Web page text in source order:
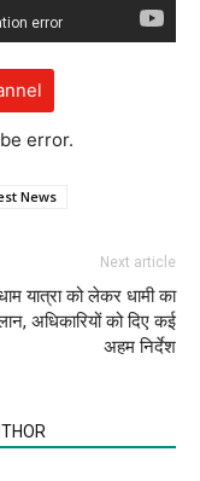
error.
News
Next article
यात्रा को लेकर धामी का
अधिकारियों को दिए कई
अहम निर्देश